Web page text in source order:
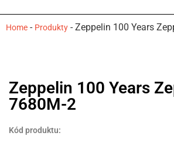
Home - Produkty - Zeppelin 100 Years
Zeppelin 100 Years
7680M-2
Kód produktu: